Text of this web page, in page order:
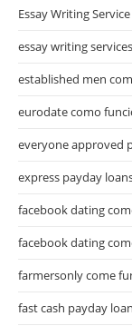
Essay Writing Service
essay writing services
established men
eurodate como
everyone approved
express payday
facebook dating
facebook dating
farmersonly come
fast cash payday